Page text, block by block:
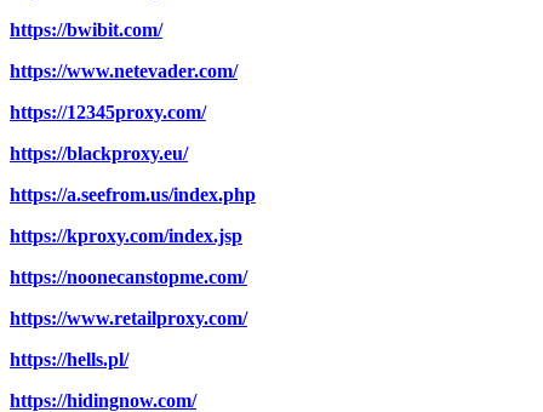
https://bwibit.com/
https://www.netevader.com/
https://12345proxy.com/
https://blackproxy.eu/
https://a.seefrom.us/index.php
https://kproxy.com/index.jsp
https://noonecanstopme.com/
https://www.retailproxy.com/
https://hells.pl/
https://hidingnow.com/